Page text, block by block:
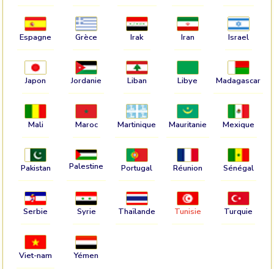
Espagne Grèce Irak Iran Israel
Japon Jordanie Liban Libye Madagascar
Mali Maroc Martinique Mauritanie Mexique
Pakistan Palestine Portugal Réunion Sénégal
Serbie Syrie Thaïlande Tunisie Turquie
Viet-nam Yémen